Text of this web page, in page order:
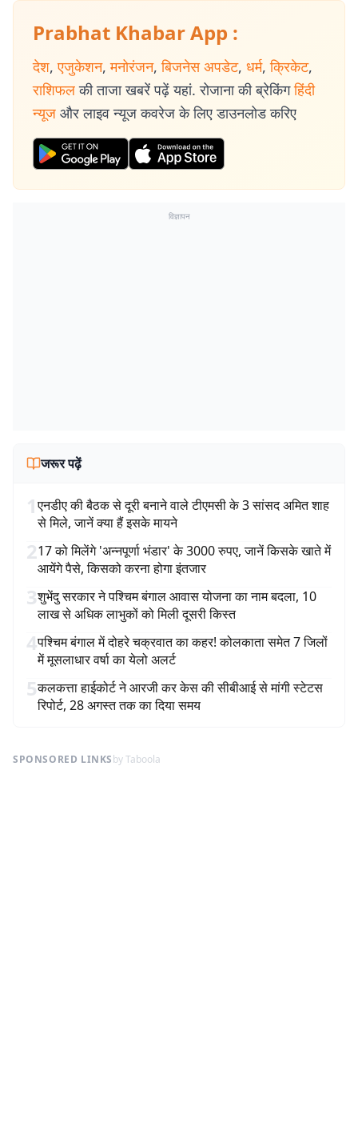
Prabhat Khabar App :
देश, एजुकेशन, मनोरंजन, बिजनेस अपडेट, धर्म, क्रिकेट,
राशिफल की ताजा खबरें पढ़ें यहां. रोजाना की ब्रेकिंग हिंदी
न्यूज और लाइव न्यूज कवरेज के लिए डाउनलोड करिए
विज्ञापन
जरूर पढ़ें
1एनडीए की बैठक से दूरी बनाने वाले टीएमसी के 3 सांसद अमित शाह
से मिले, जानें क्या हैं इसके मायने
217 को मिलेंगे 'अन्नपूर्णा भंडार' के 3000 रुपए, जानें किसके खाते में
आयेंगे पैसे, किसको करना होगा इंतजार
3शुभेंदु सरकार ने पश्चिम बंगाल आवास योजना का नाम बदला, 10
लाख से अधिक लाभुकों को मिली दूसरी किस्त
4पश्चिम बंगाल में दोहरे चक्रवात का कहर! कोलकाता समेत 7 जिलों
में मूसलाधार वर्षा का येलो अलर्ट
5कलकत्ता हाईकोर्ट ने आरजी कर केस की सीबीआई से मांगी स्टेटस
रिपोर्ट, 28 अगस्त तक का दिया समय
SPONSORED LINKSby Taboola